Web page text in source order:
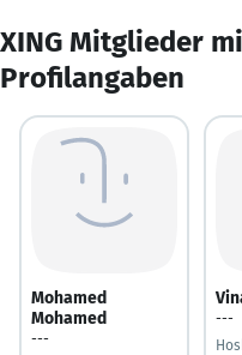
XING Mitglieder
Profilangaben
Mohamed
Mohamed
---
---